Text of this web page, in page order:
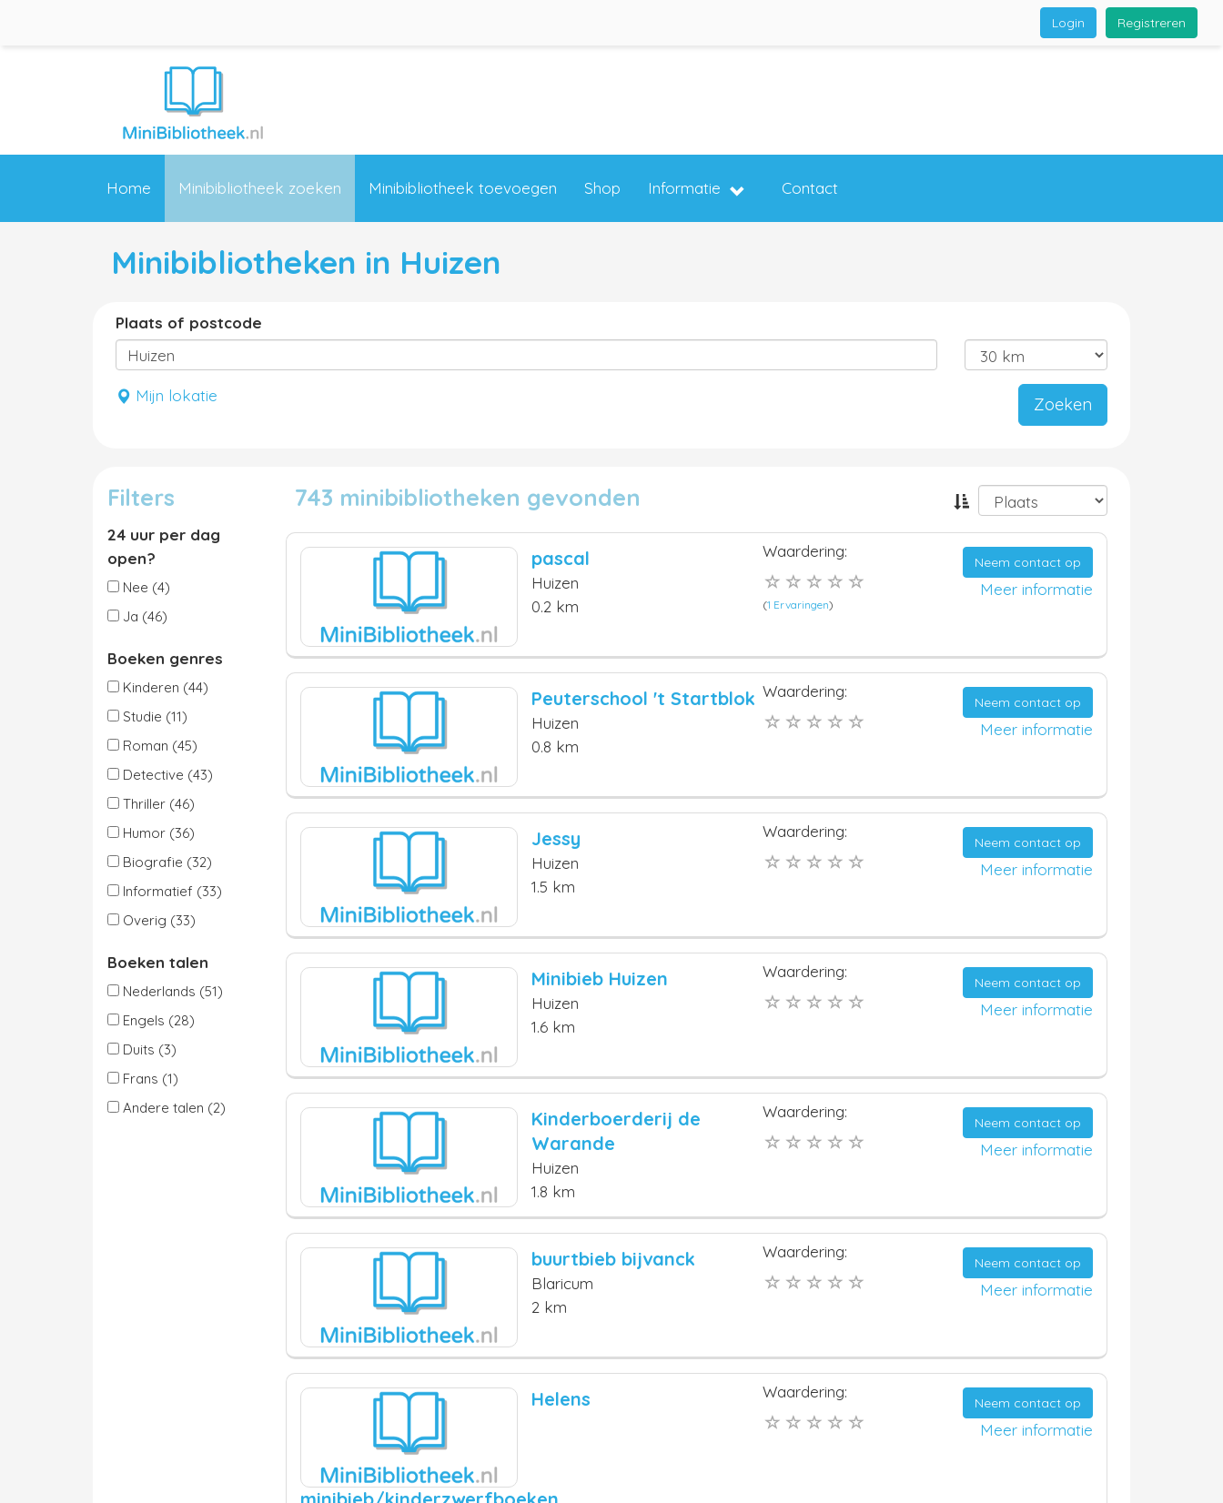
Registreren
Login
Home Minibibliotheek zoeken Minibibliotheek toevoegen Shop Informatie Contact
Minibibliotheken in Huizen
Plaats of postcode
Mijn lokatie Zoeken
Filters
24 uur per dag
open?
Nee (4)
Ja (46)
Boeken genres
Kinderen (44)
Studie (11)
Roman (45)
Detective (43)
Thriller (46)
Humor (36)
Biografie (32)
Informatief (33)
Overig (33)
Boeken talen
Nederlands (51)
Engels (28)
Duits (3)
Frans (1)
Andere talen (2)
743 minibibliotheken gevonden
pascal
Huizen
0.2 km
Waardering:
(1 Ervaringen)
Neem contact op
Meer informatie
Peuterschool 't Startblok
Huizen
0.8 km
Waardering:
Neem contact op
Meer informatie
Jessy
Huizen
1.5 km
Waardering:
Neem contact op
Meer informatie
Minibieb Huizen
Huizen
1.6 km
Waardering:
Neem contact op
Meer informatie
Kinderboerderij de
Warande
Huizen
1.8 km
Waardering:
Neem contact op
Meer informatie
buurtbieb bijvanck
Blaricum
2 km
Waardering:
Neem contact op
Meer informatie
Helens Waardering:
Neem contact op
Meer informatie